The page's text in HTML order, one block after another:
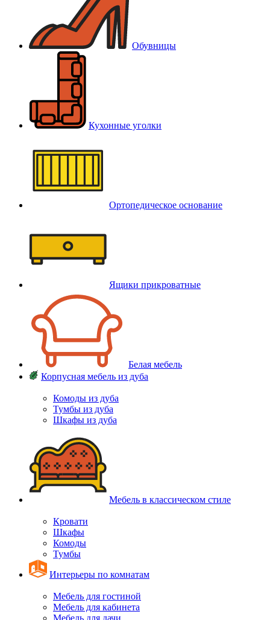
Обувницы
Кухонные уголки
Ортопедическое основание
Ящики прикроватные
Белая мебель
Корпусная мебель из дуба
Комоды из дуба
Тумбы из дуба
Шкафы из дуба
Мебель в классическом стиле
Кровати
Шкафы
Комоды
Тумбы
Интерьеры по комнатам
Мебель для гостиной
Мебель для кабинета
Мебель для дачи